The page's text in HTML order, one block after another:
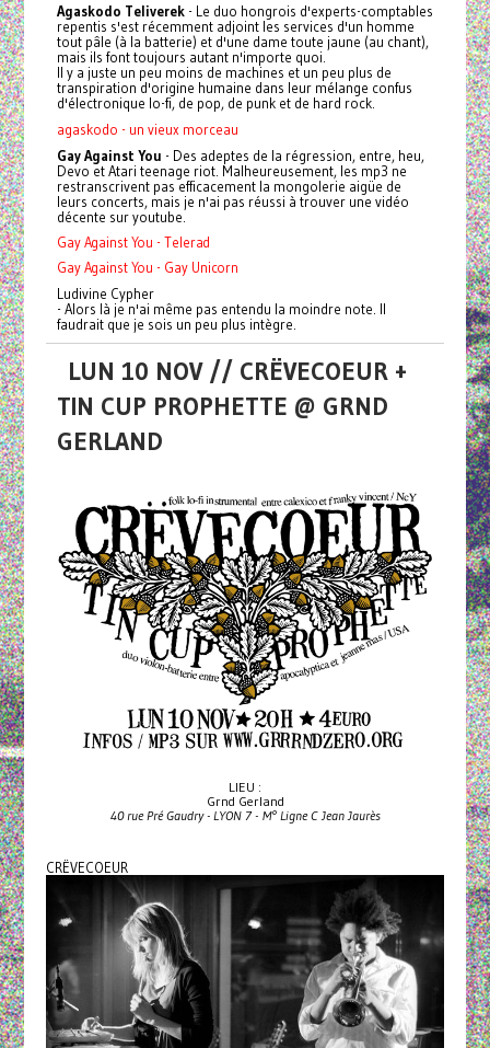
Agaskodo Teliverek- Le duo hongrois d'experts-comptables
repentis s'est récemment adjoint les services d'un homme
tout pâle (à la batterie) et d'une dame toute jaune (au chant),
mais ils font toujours autant n'importe quoi.
Il y a juste un peu moins de machines et un peu plus de
transpiration d'origine humaine dans leur mélange confus
d'électronique lo-fi, de pop, de punk et de hard rock.
agaskodo - un vieux morceau
Gay Against You - Des adeptes de la régression, entre, heu,
Devo et Atari teenage riot. Malheureusement, les mp3 ne
restranscrivent pas efficacement la mongolerie aigüe de
leurs concerts, mais je n'ai pas réussi à trouver une vidéo
décente sur youtube.
Gay Against You - Telerad
Gay Against You - Gay Unicorn
Ludivine Cypher
- Alors là je n'ai même pas entendu la moindre note. Il
faudrait que je sois un peu plus intègre.
LUN 10 NOV // CRËVECOEUR +
TIN CUP PROPHETTE @ GRND
GERLAND
LIEU :
Grnd Gerland
40 rue Pré Gaudry - LYON 7 - M° Ligne C Jean Jaurès
CRËVECOEUR